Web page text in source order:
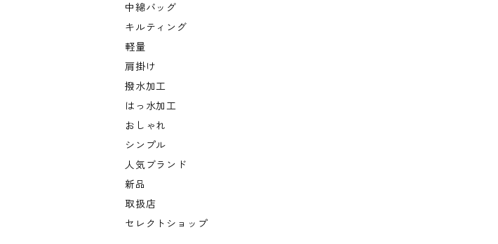
中綿バッグ
キルティング
軽量
肩掛け
撥水加工
はっ水加工
おしゃれ
シンプル
人気ブランド
新品
取扱店
セレクトショップ